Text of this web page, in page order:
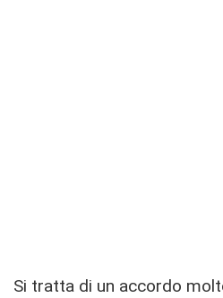
Si tratta di un accordo